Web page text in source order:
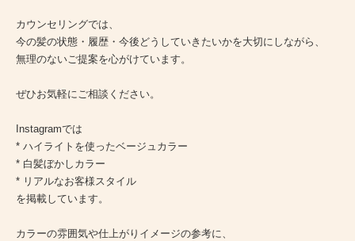
カウンセリングでは、
今の髪の状態・履歴・今後どうしていきたいかを大切にしながら、
無理のないご提案を心がけています。
ぜひお気軽にご相談ください。
Instagramでは
* ハイライトを使ったベージュカラー
* 白髪ぼかしカラー
* リアルなお客様スタイル
を掲載しています。
カラーの雰囲気や仕上がりイメージの参考に、